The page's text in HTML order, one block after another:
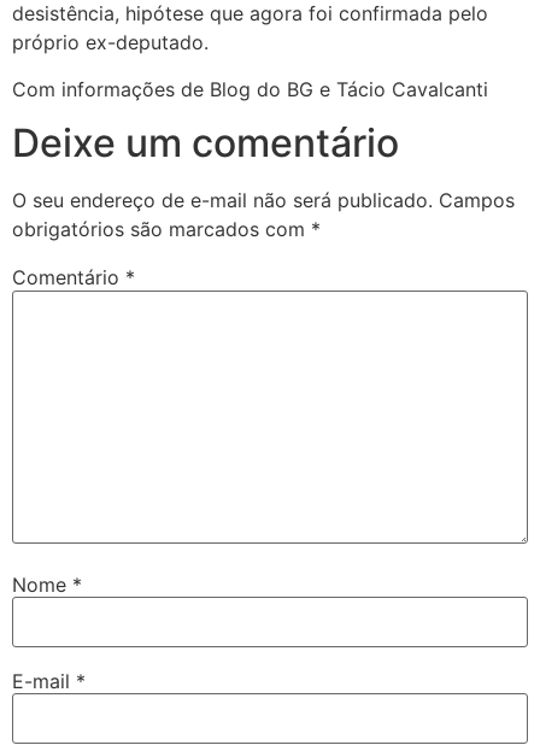
desistência, hipótese que agora foi confirmada pelo
próprio ex-deputado.
Com informações de Blog do BG e Tácio Cavalcanti
Deixe um comentário
O seu endereço de e-mail não será publicado. Campos
obrigatórios são marcados com *
Comentário *
Nome *
E-mail *